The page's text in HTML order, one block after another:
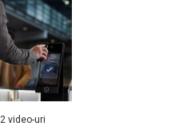
video-uri